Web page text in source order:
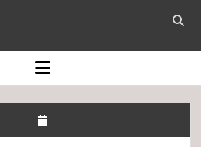
Open
bar
open
menu